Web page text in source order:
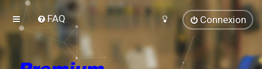
FAQ Connexion